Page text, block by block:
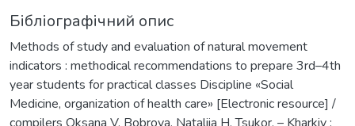
Бібліографічний опис
Methods of study and evaluation of natural movement
indicators : methodical recommendations to prepare 3rd–4th
year students for practical classes Discipline «Social
Medicine, organization of health care» [Electronic resourсe] /